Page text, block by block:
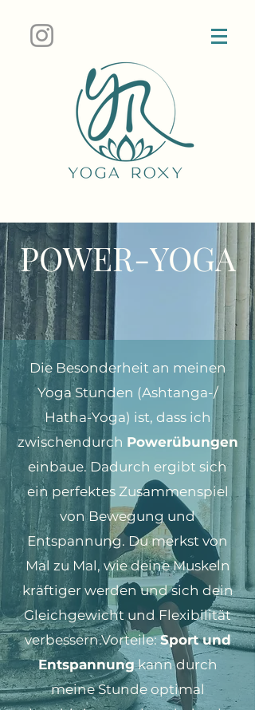
POWER-YOGA
Die Besonderheit an meinen
Yoga Stunden (Ashtanga-/
Hatha-Yoga) ist, dass ich
zwischendurch Powerübungen
einbaue. Dadurch ergibt sich
ein perfektes Zusammenspiel
von Bewegung und
Entspannung. Du merkst von
Mal zu Mal, wie deine Muskeln
kräftiger werden und sich dein
Gleichgewicht und Flexibilität
verbessern.​Vorteile:Sport und
Entspannungkann durch
meine Stunde optimal